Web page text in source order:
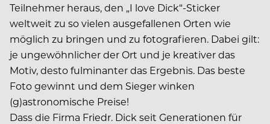
Teilnehmer heraus, den „I love Dick“-Sticker
weltweit zu so vielen ausgefallenen Orten wie
möglich zu bringen und zu fotografieren. Dabei gilt:
je ungewöhnlicher der Ort und je kreativer das
Motiv, desto fulminanter das Ergebnis. Das beste
Foto gewinnt und dem Sieger winken
(g)astronomische Preise!
Dass die Firma Friedr. Dick seit Generationen für